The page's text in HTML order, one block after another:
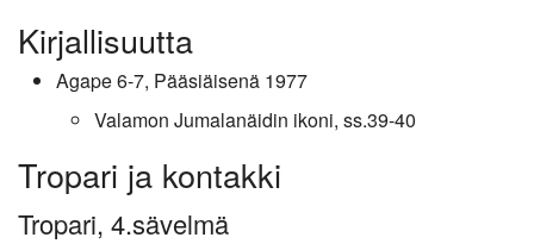
Kirjallisuutta
Agape 6-7, Pääsiäisenä 1977
Valamon Jumalanäidin ikoni, ss.39-40
Tropari ja kontakki
Tropari, 4.sävelmä